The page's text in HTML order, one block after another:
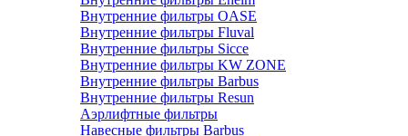
Внутренние фильтры OASE
Внутренние фильтры Fluval
Внутренние фильтры Sicce
Внутренние фильтры KW ZONE
Внутренние фильтры Barbus
Внутренние фильтры Resun
Аэрлифтные фильтры
Навесные фильтры Barbus